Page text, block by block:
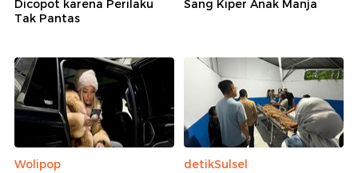
Dicopot karena Perilaku
Tak Pantas
Sang Kiper Anak Manja
Wolipop
detikSulsel